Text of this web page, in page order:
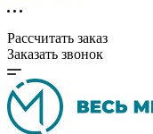
Рассчитать заказ
Заказать звонок